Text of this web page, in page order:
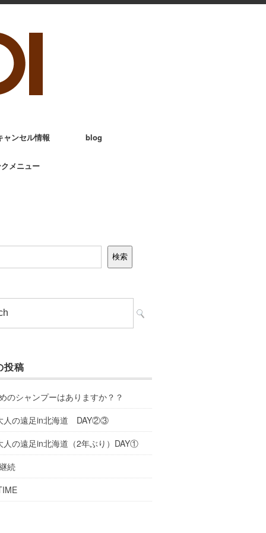
ャンセル情報 blog
クメニュー
検索
投稿
のシャンプーはありますか？？
人の遠足in北海道 DAY②③
人の遠足in北海道（2年ぶり）DAY①
続